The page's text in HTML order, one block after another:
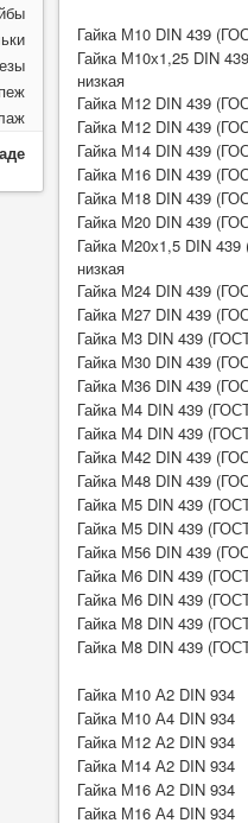
Гайка М10 DIN 439
Гайка М10х1,25 DIN
низкая
Гайка М12 DIN 439
Гайка М12 DIN 439
Гайка М14 DIN 439
Гайка М16 DIN 439
Гайка М18 DIN 439
Гайка М20 DIN 439
Гайка М20х1,5 DIN
низкая
Гайка М24 DIN 439
Гайка М27 DIN 439
Гайка М3 DIN 439
Гайка М30 DIN 439
Гайка М36 DIN 439
Гайка М4 DIN 439
Гайка М4 DIN 439
Гайка М42 DIN 439
Гайка М48 DIN 439
Гайка М5 DIN 439
Гайка М5 DIN 439
Гайка М56 DIN 439
Гайка М6 DIN 439
Гайка М6 DIN 439
Гайка М8 DIN 439
Гайка М8 DIN 439
Гайка М10 А2 DIN 934
Гайка М10 А4 DIN 934
Гайка М12 А2 DIN 934
Гайка М14 А2 DIN 934
Гайка М16 А2 DIN 934
Гайка М16 А4 DIN 934